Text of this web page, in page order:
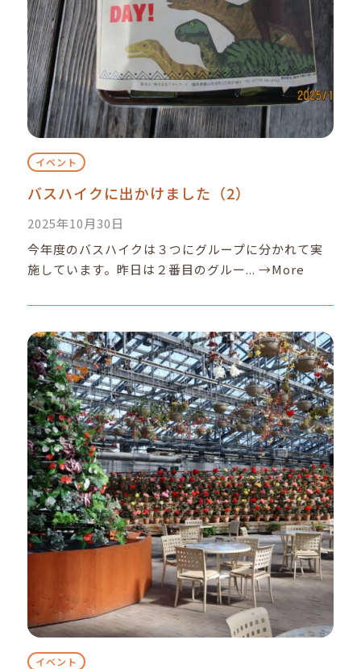
イベント
バスハイクに出かけました（2）
2025年10月30日
今年度のバスハイクは３つにグループに分かれて実
施しています。昨日は２番目のグルー...→More
イベント